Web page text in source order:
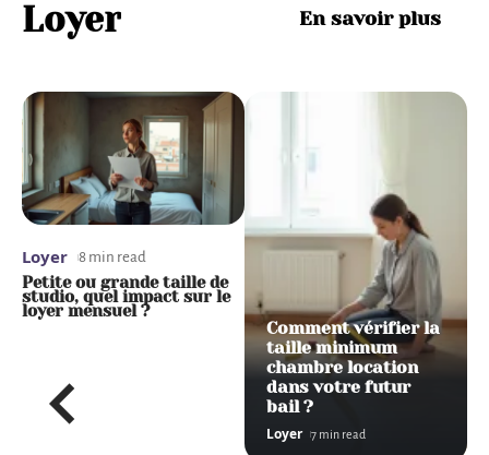
Loyer En savoir plus
Loyer 8 min read
Petite ou grande taille de
studio, quel impact sur le
loyer mensuel ?
Loyer 6 min read
Article 15 de la Loi du 6
juillet 1989 : que risque un
bailleur en cas de congé
abusif ?
Comment vérifier la
taille minimum
chambre location
dans votre futur
bail ?
Loyer 7 min read
Comm
ent